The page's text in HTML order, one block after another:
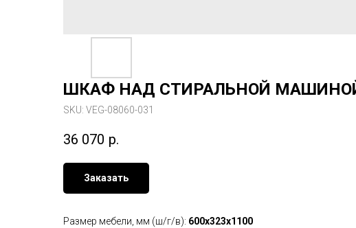
ШКАФ НАД СТИРАЛЬНОЙ МАШИНОЙ
SKU: VEG-08060-031
36 070 р.
Заказать
Размер мебели, мм (ш/г/в): 600x323x1100